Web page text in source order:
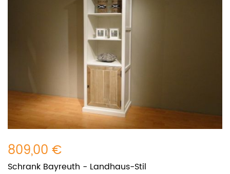
809,00 €
Schrank Bayreuth - Landhaus-Stil